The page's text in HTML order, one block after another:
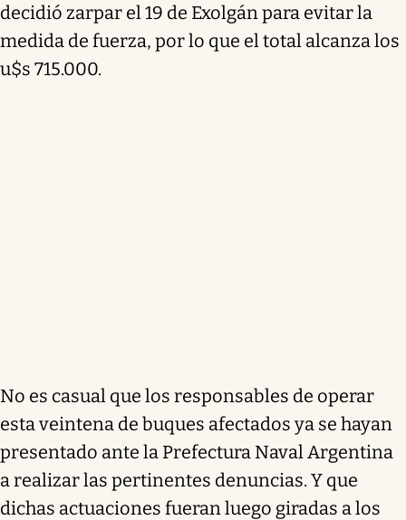
decidió zarpar el 19 de Exolgán para evitar la
medida de fuerza, por lo que el total alcanza los
u$s 715.000.
No es casual que los responsables de operar
esta veintena de buques afectados ya se hayan
presentado ante la Prefectura Naval Argentina
a realizar las pertinentes denuncias. Y que
dichas actuaciones fueran luego giradas a los